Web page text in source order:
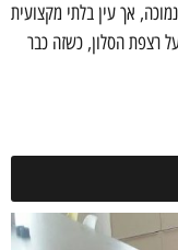
אך עין בלתי מקצועית
רצפת הסלון, כשזה כבר